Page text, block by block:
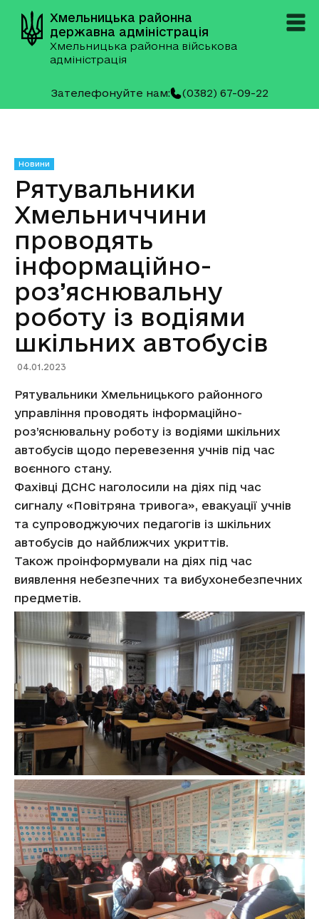
Хмельницька районна
державна адміністрація
Хмельницька районна військова
адміністрація
Зателефонуйте нам: (0382) 67-09-22
Новини
Рятувальники
Хмельниччини
проводять
інформаційно-
роз’яснювальну
роботу із водіями
шкільних автобусів
04.01.2023
Рятувальники Хмельницького районного
управління проводять інформаційно-
роз’яснювальну роботу із водіями шкільних
автобусів щодо перевезення учнів під час
воєнного стану.
Фахівці ДСНС наголосили на діях під час
сигналу «Повітряна тривога», евакуації учнів
та супроводжуючих педагогів із шкільних
автобусів до найближчих укриттів.
Також проінформували на діях під час
виявлення небезпечних та вибухонебезпечних
предметів.